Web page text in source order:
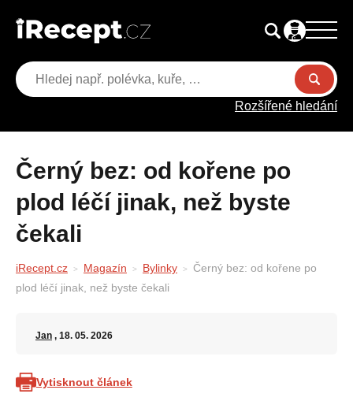
Rozšířené hledání
Černý bez: od kořene po
plod léčí jinak, než byste
čekali
iRecept.cz Magazín Bylinky
Černý bez: od kořene po
plod léčí jinak, než byste čekali
Jan , 18. 05. 2026
Vytisknout článek